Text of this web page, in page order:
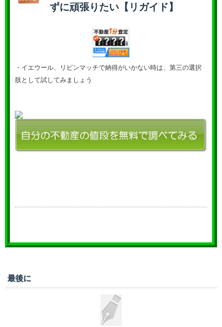
ずに頑張りたい【リガイド】
・イエウール、リビンマッチで納得がいかない時は、第三の選択
肢として試してみましょう
最後に